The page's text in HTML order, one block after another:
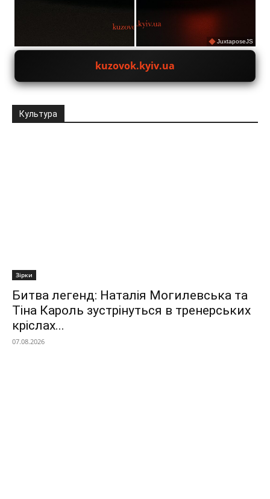
JuxtaposeJS
kuzovok.kyiv.ua
Культура
Зірки
Битва легенд: Наталія Могилевська та
Тіна Кароль зустрінуться в тренерських
кріслах...
07.08.2026